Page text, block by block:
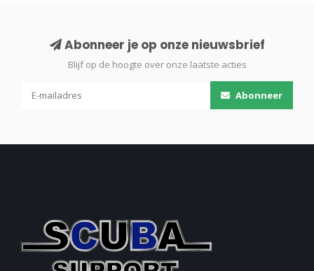
Abonneer je op onze nieuwsbrief
Blijf op de hoogte over onze laatste acties
Abonneer